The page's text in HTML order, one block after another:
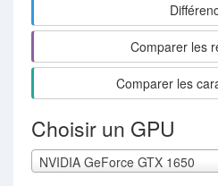
Comparer les
Comparer les
Choisir un GPU
NVIDIA GeForce GTX 1650